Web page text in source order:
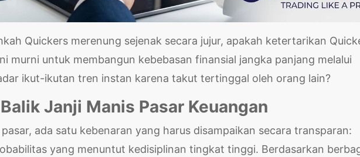
Quickers merenung sejenak secara jujur, apakah ketertarikan
murni untuk membangun kebebasan finansial jangka panjang melalui
ikut-ikutan tren instan karena takut tertinggal oleh orang lain?
Janji Manis Pasar Keuangan
ada satu kebenaran yang harus disampaikan secara transparan:
yang menuntut kedisiplinan tingkat tinggi. Berdasarkan